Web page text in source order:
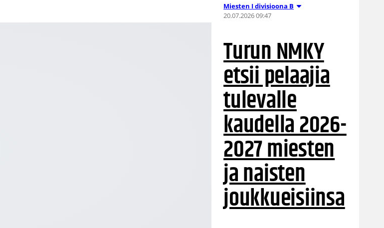
Miesten I divisioona B
20.07.2026 09:47
Turun NMKY
etsii pelaajia
tulevalle
kaudella 2026-
2027 miesten
ja naisten
joukkueisiinsa